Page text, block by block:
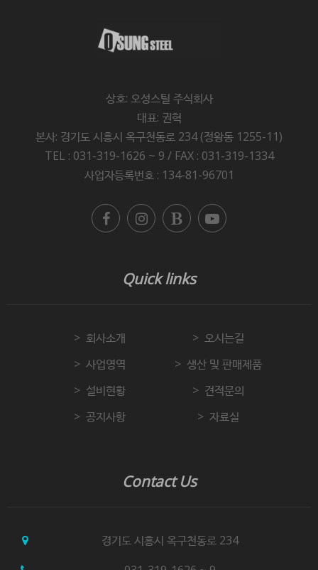
상호: 오성스틸 주식회사
대표: 권혁
본사: 경기도 시흥시 옥구천동로 234 (정왕동 1255-11)
TEL : 031-319-1626 ~ 9 / FAX : 031-319-1334
사업자등록번호 : 134-81-96701
Quick links
회사소개
오시는길
사업영역
생산 및 판매제품
설비현황
견적문의
공지사항
자료실
Contact Us
경기도 시흥시 옥구천동로 234